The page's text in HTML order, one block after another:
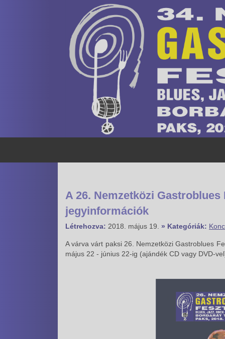
A 26. Nemzetközi
jegyinformációk
Létrehozva: 2018. május 19. » Kategóriák:
A várva várt paksi 26. Nemzetközi Gastroblues
május 22 - június 22-ig (ajándék CD vagy DVD-